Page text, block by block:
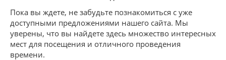
УСЛУГИ
Пока вы ждете, не забудьте познакомиться с уже
доступными предложениями нашего сайта. Мы
уверены, что вы найдете здесь множество интересных
мест для посещения и отличного проведения
времени.